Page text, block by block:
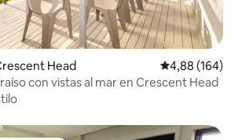
Head Calificación
4,88 (164)
con vistas al mar en Crescent Head